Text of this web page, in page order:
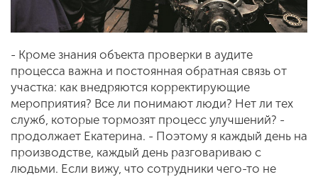
- Кроме знания объекта проверки в аудите
процесса важна и постоянная обратная связь от
участка: как внедряются корректирующие
мероприятия? Все ли понимают люди? Нет ли тех
служб, которые тормозят процесс улучшений? -
продолжает Екатерина. - Поэтому я каждый день на
производстве, каждый день разговариваю с
людьми. Если вижу, что сотрудники чего-то не